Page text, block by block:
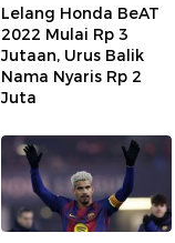
Lelang Honda BeAT
2022 Mulai Rp 3
Jutaan, Urus Balik
Nama Nyaris Rp 2
Juta